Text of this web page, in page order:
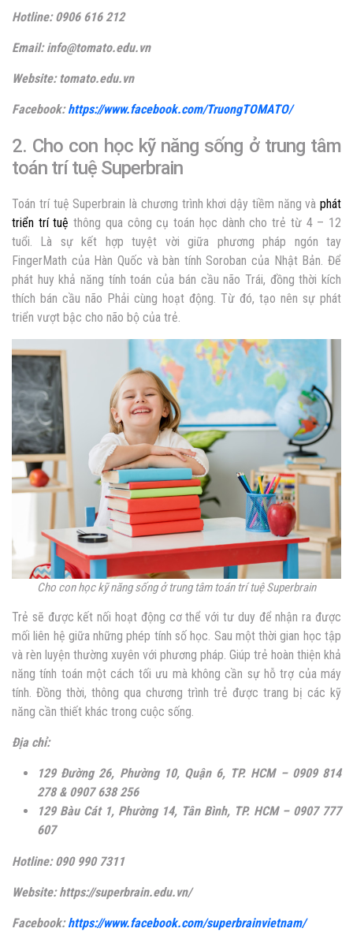
Hotline: 0906 616 212
Email: info@tomato.edu.vn
Website: tomato.edu.vn
Facebook:https://www.facebook.com/TruongTOMATO/
2. Cho con học kỹ năng sống ở trung tâm
toán trí tuệ Superbrain
Toán trí tuệ Superbrain là chương trình khơi dậy tiềm năng và phát
triển trí tuệ thông qua công cụ toán học dành cho trẻ từ 4 – 12
tuổi. Là sự kết hợp tuyệt vời giữa phương pháp ngón tay
FingerMath của Hàn Quốc và bàn tính Soroban của Nhật Bản. Để
phát huy khả năng tính toán của bán cầu não Trái, đồng thời kích
thích bán cầu não Phải cùng hoạt động. Từ đó, tạo nên sự phát
triển vượt bậc cho não bộ của trẻ.
Cho con học kỹ năng sống ở trung tâm toán trí tuệ Superbrain
Trẻ sẽ được kết nối hoạt động cơ thể với tư duy để nhận ra được
mối liên hệ giữa những phép tính số học. Sau một thời gian học tập
và rèn luyện thường xuyên với phương pháp. Giúp trẻ hoàn thiện khả
năng tính toán một cách tối ưu mà không cần sự hỗ trợ của máy
tính. Đồng thời, thông qua chương trình trẻ được trang bị các kỹ
năng cần thiết khác trong cuộc sống.
Địa chỉ:
129 Đường 26, Phường 10, Quận 6, TP. HCM – 0909 814
278 & 0907 638 256
129 Bàu Cát 1, Phường 14, Tân Bình, TP. HCM – 0907 777
607
Hotline: 090 990 7311
Website: https://superbrain.edu.vn/
Facebook:https://www.facebook.com/superbrainvietnam/